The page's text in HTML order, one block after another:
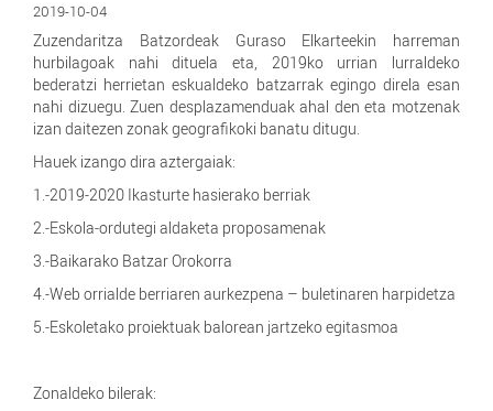
2019-10-04
Zuzendaritza Batzordeak Guraso Elkarteekin harreman
hurbilagoak nahi dituela eta, 2019ko urrian lurraldeko
bederatzi herrietan eskualdeko batzarrak egingo direla esan
nahi dizuegu. Zuen desplazamenduak ahal den eta motzenak
izan daitezen zonak geografikoki banatu ditugu.
Hauek izango dira aztergaiak:
1.-2019-2020 Ikasturte hasierako berriak
2.-Eskola-ordutegi aldaketa proposamenak
3.-Baikarako Batzar Orokorra
4.-Web orrialde berriaren aurkezpena – buletinaren harpidetza
5.-Eskoletako proiektuak balorean jartzeko egitasmoa
Zonaldeko bilerak: